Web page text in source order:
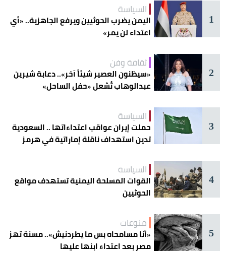
1
السياسة
اليمن يضرب الحوثيين ويرفع الجاهزية.. «أي
اعتداء لن يمر»
2
ثقافة وفن
«سيظنون العصير شيئاً آخر».. دعابة شيرين
عبدالوهاب تُشعل «حفل الساحل»
3
السياسة
حملت إيران عواقب اعتداءاتها .. السعودية
تدين استهداف ناقلة إماراتية في هرمز
4
السياسة
القوات المسلحة اليمنية تستهدف مواقع
الحوثيين
5
منوعات
«أنا مسامحاه بس ما يطردنيش».. مسنة تهز
مصر بعد اعتداء ابنها عليها